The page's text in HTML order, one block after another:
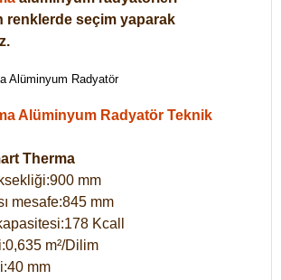
renklerde seçim yaparak
Alüminyum Radyatör Teknik
Therma
mm
mesafe:845 mm
Kcall
m²/Dilim
mm